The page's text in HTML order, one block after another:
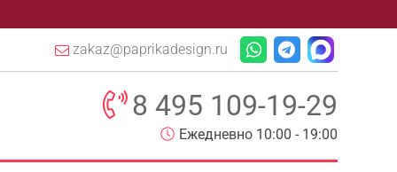
zakaz@paprikadesign.ru
8 495 109-19-29
Ежедневно 10:00 - 19:00